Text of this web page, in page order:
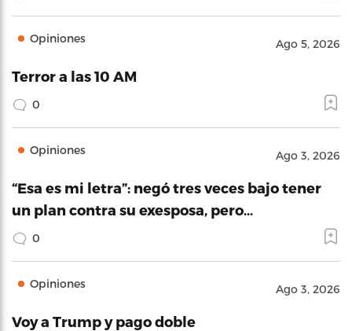
Opiniones Ago 5, 2026
Terror a las 10 AM
0
Opiniones Ago 3, 2026
“Esa es mi letra”: negó tres veces bajo tener
un plan contra su exesposa, pero…
0
Opiniones Ago 3, 2026
Voy a Trump y pago doble